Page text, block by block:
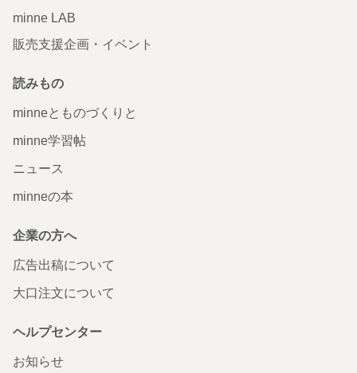
minne LAB
販売支援企画・イベント
読みもの
minneとものづくりと
minne学習帖
ニュース
minneの本
企業の方へ
広告出稿について
大口注文について
ヘルプセンター
お知らせ